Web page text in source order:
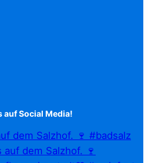
auf Social Media!
dem Salzhof. 🍷 #badsalz